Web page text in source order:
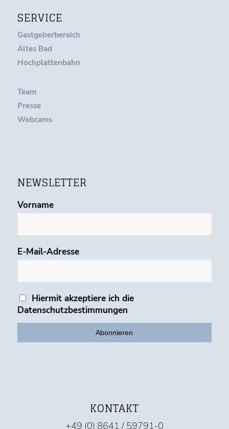
SERVICE
Gastgeberbereich
Altes Bad
Hochplattenbahn
Team
Presse
Webcams
NEWSLETTER
Vorname
E-Mail-Adresse
Hiermit akzeptiere ich die
Datenschutzbestimmungen
KONTAKT
+49 (0) 8641 / 59791-0